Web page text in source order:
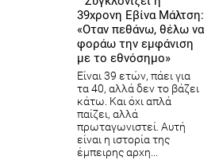
39χρονη Εβίνα Μάλτση:
«Οταν πεθάνω, θέλω να
φοράω την εμφάνιση
με το εθνόσημο»
Είναι 39 ετών, πάει για
τα 40, αλλά δεν το βάζει
κάτω. Και όχι απλά
παίζει, αλλά
πρωταγωνιστεί. Αυτή
είναι η ιστορία της
έμπειρης αρχη...